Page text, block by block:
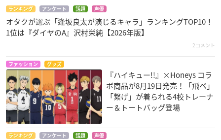
ランキング アンケート 話題 声優
オタクが選ぶ「逢坂良太が演じるキャラ」ランキングTOP10！
1位は『ダイヤのA』沢村栄純【2026年版】
2コメント
ファッション グッズ
『ハイキュー!!』×Honeys コラ
ボ商品が8月19日発売！「飛べ」
「繋げ」が着られる4校トレーナ
ー＆トートバッグ登場
ランキング アンケート 話題 声優